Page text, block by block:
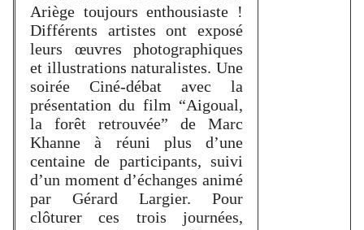
Ariège toujours enthousiaste !
Différents artistes ont exposé
leurs œuvres photographiques
et illustrations naturalistes. Une
soirée Ciné-débat avec la
présentation du film “Aigoual,
la forêt retrouvée” de Marc
Khanne à réuni plus d’une
centaine de participants, suivi
d’un moment d’échanges animé
par Gérard Largier. Pour
clôturer ces trois journées,